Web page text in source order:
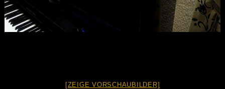
[ZEIGE VORSCHAUBILDER]